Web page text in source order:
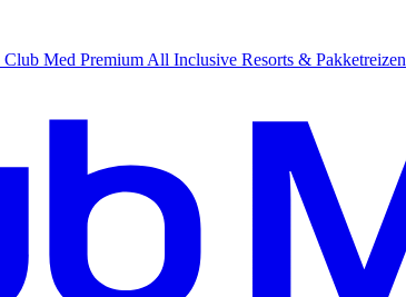
Club Med Premium All Inclusive Resorts & Pakketreizen